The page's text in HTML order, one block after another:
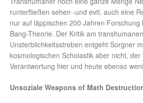
runterfließen sehen -und evtl. auch eine
nur auf läppischen 200 Jahren Forschung
Bang-Theorie. Der Kritik am transhumanen
Unsterblichkeitsstreben entgeht Sorgner
kosmologischen Scholastik aber nicht,
Verantwortung hier und heute ebenso
Unsoziale Weapons of Math